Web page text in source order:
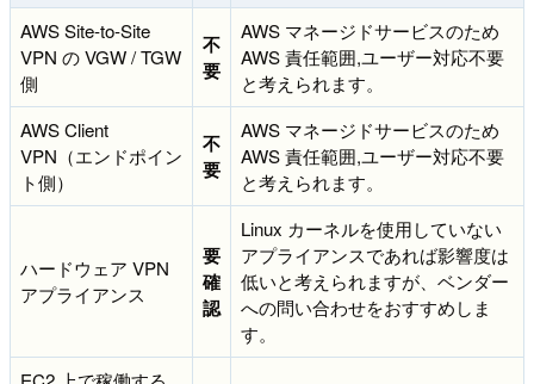
AWS Site-to-Site
VPN の VGW / TGW
側
不
要
AWS マネージドサービスのため
AWS 責任範囲,ユーザー対応不要
と考えられます。
AWS Client
VPN（エンドポイン
ト側）
不
要
AWS マネージドサービスのため
AWS 責任範囲,ユーザー対応不要
と考えられます。
ハードウェア VPN
アプライアンス
要
確
認
Linux カーネルを使用していない
アプライアンスであれば影響度は
低いと考えられますが、ベンダー
への問い合わせをおすすめしま
す。